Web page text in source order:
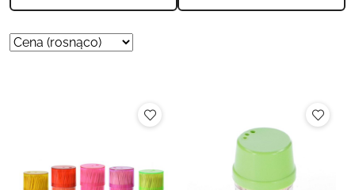
Zastosowano
Sortuj